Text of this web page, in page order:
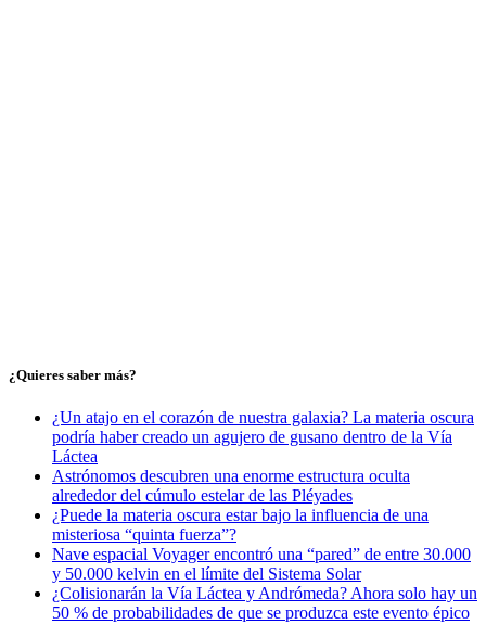
¿Quieres saber más?
¿Un atajo en el corazón de nuestra galaxia? La materia oscura
podría haber creado un agujero de gusano dentro de la Vía
Láctea
Astrónomos descubren una enorme estructura oculta
alrededor del cúmulo estelar de las Pléyades
¿Puede la materia oscura estar bajo la influencia de una
misteriosa “quinta fuerza”?
Nave espacial Voyager encontró una “pared” de entre 30.000
y 50.000 kelvin en el límite del Sistema Solar
¿Colisionarán la Vía Láctea y Andrómeda? Ahora solo hay un
50 % de probabilidades de que se produzca este evento épico